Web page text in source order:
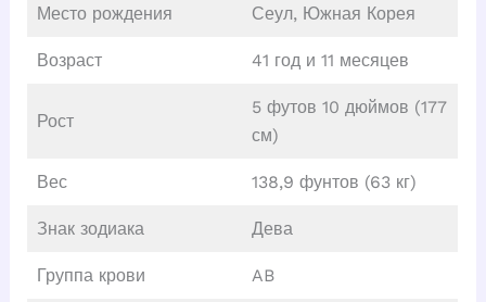
Место рождения Сеул, Южная Корея
Возраст 41 год и 11 месяцев
Рост
5 футов 10 дюймов (177
см)
Вес 138,9 фунтов (63 кг)
Знак зодиака Дева
Группа крови AB